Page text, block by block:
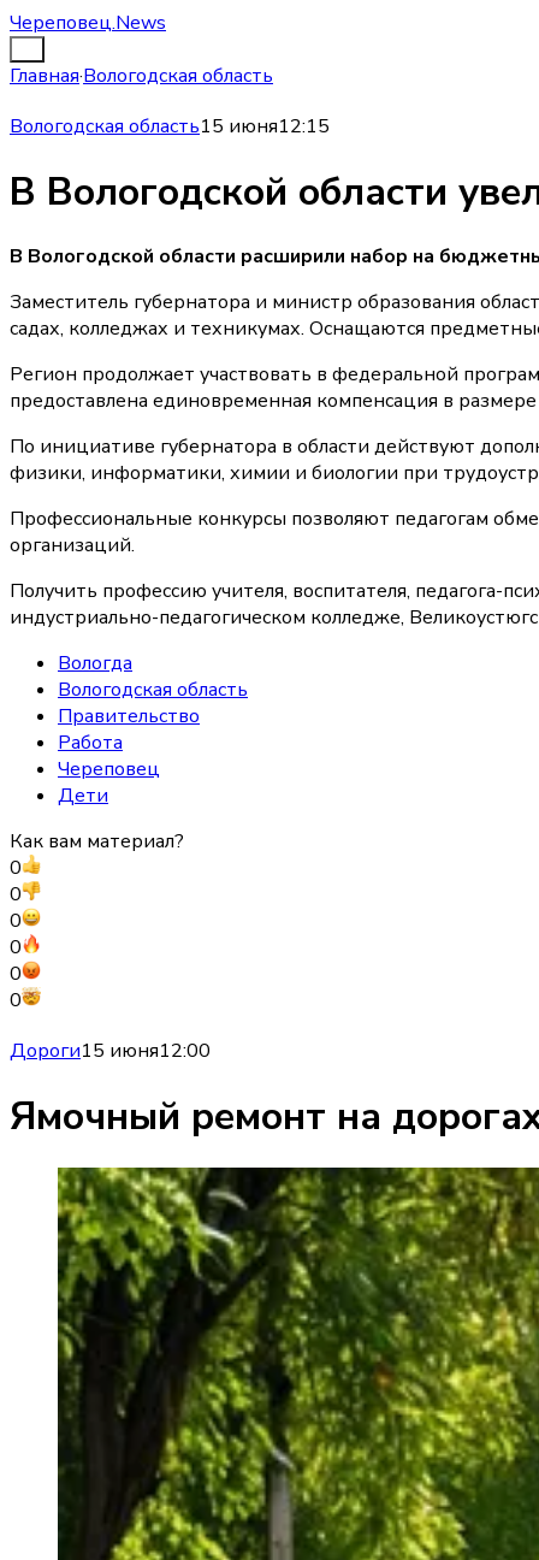
Череповец.News
Главная·Вологодская область
Вологодская область15 июня12:15
В Вологодской области
В Вологодской области расширили набор на
Заместитель губернатора и министр образования
садах, колледжах и техникумах. Оснащаются
Регион продолжает участвовать в федеральной
предоставлена единовременная компенсация в
По инициативе губернатора в области действуют
физики, информатики, химии и биологии при
Профессиональные конкурсы позволяют педагогам
организаций.
Получить профессию учителя, воспитателя, педагога-
индустриально-педагогическом колледже,
Вологда
Вологодская область
Правительство
Работа
Череповец
Дети
Как вам материал?
0
0
0
0
0
0
Дороги15 июня12:00
Ямочный ремонт на